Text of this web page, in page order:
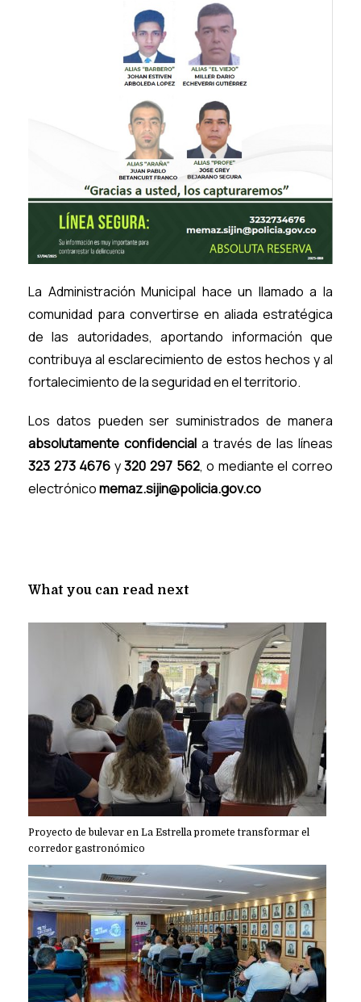
La Administración Municipal hace un llamado a la
comunidad para convertirse en aliada estratégica
de las autoridades, aportando información que
contribuya al esclarecimiento de estos hechos y al
fortalecimiento de la seguridad en el territorio.
Los datos pueden ser suministrados de manera
absolutamente confidenciala través de las líneas
323 273 4676 y320 297 562, o mediante el correo
electrónicomemaz.sijin@policia.gov.co
What you can read next
Proyecto de bulevar en La Estrella promete transformar el
corredor gastronómico